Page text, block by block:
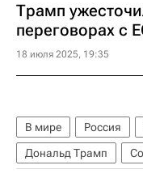
Трамп
переговорах с
18 июля 2025, 19:35
В мире Россия
Дональд Трамп